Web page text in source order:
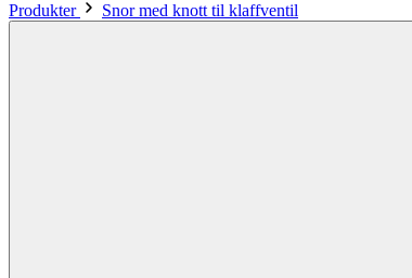
Produkter Snor med knott til klaffventil